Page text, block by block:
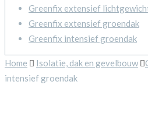
Greenfix extensief
Greenfix extensief groendak
Greenfix intensief groendak
Home Isolatie, dak en gevelbouw
intensief groendak